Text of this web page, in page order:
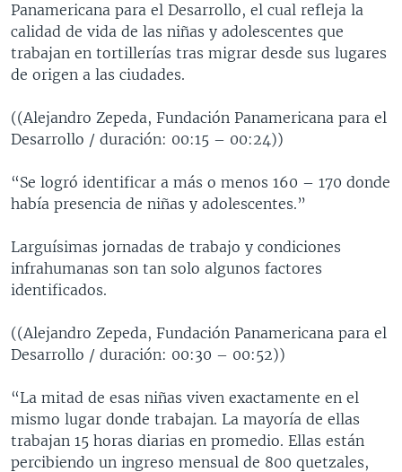
Panamericana para el Desarrollo, el cual refleja la
calidad de vida de las niñas y adolescentes que
trabajan en tortillerías tras migrar desde sus lugares
de origen a las ciudades.
((Alejandro Zepeda, Fundación Panamericana para el
Desarrollo / duración: 00:15 – 00:24))
“Se logró identificar a más o menos 160 – 170 donde
había presencia de niñas y adolescentes.”
Larguísimas jornadas de trabajo y condiciones
infrahumanas son tan solo algunos factores
identificados.
((Alejandro Zepeda, Fundación Panamericana para el
Desarrollo / duración: 00:30 – 00:52))
“La mitad de esas niñas viven exactamente en el
mismo lugar donde trabajan. La mayoría de ellas
trabajan 15 horas diarias en promedio. Ellas están
percibiendo un ingreso mensual de 800 quetzales,